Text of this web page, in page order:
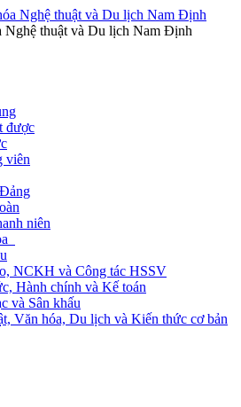
Nghệ thuật và Du lịch Nam Định
được
viên
niên
NCKH và Công tác HSSV
Hành chính và Kế toán
và Sân khấu
Văn hóa, Du lịch và Kiến thức cơ bản